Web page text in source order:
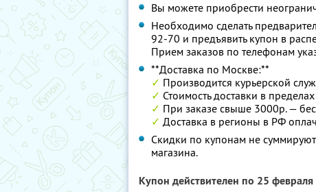
Вы можете приобрести
Необходимо сделать
92-70 и предъявить купон в
Прием заказов по телефонам
**Доставка по Москве:**
✓ Производится курьерской
✓ Стоимость доставки в
✓ При заказе свыше 3000р. —
✓ Доставка в регионы в РФ
Скидки по купонам не
магазина.
Купон действителен по 25